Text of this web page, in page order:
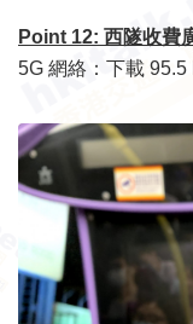
Point 12: 西隧收費
5G 網絡：下載